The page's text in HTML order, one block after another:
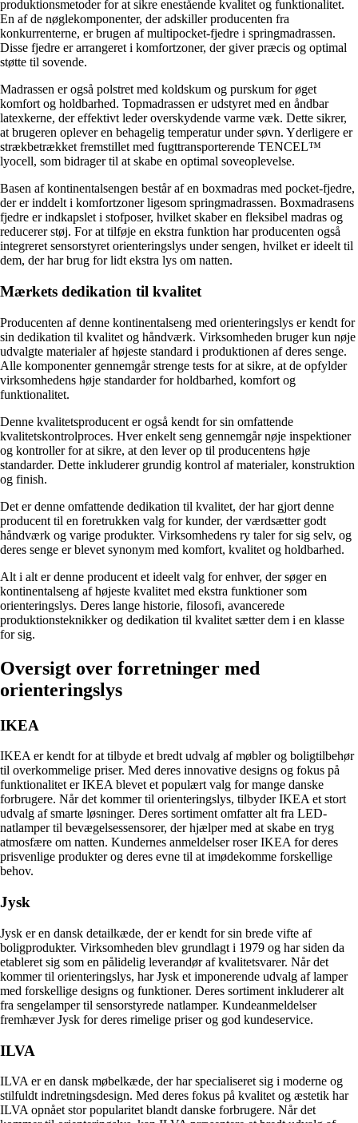
produktionsmetoder for at sikre enestående kvalitet og funktionalitet.
En af de nøglekomponenter, der adskiller producenten fra
konkurrenterne, er brugen af multipocket-fjedre i springmadrassen.
Disse fjedre er arrangeret i komfortzoner, der giver præcis og optimal
støtte til sovende.
Madrassen er også polstret med koldskum og purskum for øget
komfort og holdbarhed. Topmadrassen er udstyret med en åndbar
latexkerne, der effektivt leder overskydende varme væk. Dette sikrer,
at brugeren oplever en behagelig temperatur under søvn. Yderligere er
strækbetrækket fremstillet med fugttransporterende TENCEL™
lyocell, som bidrager til at skabe en optimal soveoplevelse.
Basen af kontinentalsengen består af en boxmadras med pocket-fjedre,
der er inddelt i komfortzoner ligesom springmadrassen. Boxmadrasens
fjedre er indkapslet i stofposer, hvilket skaber en fleksibel madras og
reducerer støj. For at tilføje en ekstra funktion har producenten også
integreret sensorstyret orienteringslys under sengen, hvilket er ideelt til
dem, der har brug for lidt ekstra lys om natten.
Mærkets dedikation til kvalitet
Producenten af denne kontinentalseng med orienteringslys er kendt for
sin dedikation til kvalitet og håndværk. Virksomheden bruger kun nøje
udvalgte materialer af højeste standard i produktionen af deres senge.
Alle komponenter gennemgår strenge tests for at sikre, at de opfylder
virksomhedens høje standarder for holdbarhed, komfort og
funktionalitet.
Denne kvalitetsproducent er også kendt for sin omfattende
kvalitetskontrolproces. Hver enkelt seng gennemgår nøje inspektioner
og kontroller for at sikre, at den lever op til producentens høje
standarder. Dette inkluderer grundig kontrol af materialer, konstruktion
og finish.
Det er denne omfattende dedikation til kvalitet, der har gjort denne
producent til en foretrukken valg for kunder, der værdsætter godt
håndværk og varige produkter. Virksomhedens ry taler for sig selv, og
deres senge er blevet synonym med komfort, kvalitet og holdbarhed.
Alt i alt er denne producent et ideelt valg for enhver, der søger en
kontinentalseng af højeste kvalitet med ekstra funktioner som
orienteringslys. Deres lange historie, filosofi, avancerede
produktionsteknikker og dedikation til kvalitet sætter dem i en klasse
for sig.
Oversigt over forretninger med
orienteringslys
IKEA
IKEA er kendt for at tilbyde et bredt udvalg af møbler og boligtilbehør
til overkommelige priser. Med deres innovative designs og fokus på
funktionalitet er IKEA blevet et populært valg for mange danske
forbrugere. Når det kommer til orienteringslys, tilbyder IKEA et stort
udvalg af smarte løsninger. Deres sortiment omfatter alt fra LED-
natlamper til bevægelsessensorer, der hjælper med at skabe en tryg
atmosfære om natten. Kundernes anmeldelser roser IKEA for deres
prisvenlige produkter og deres evne til at imødekomme forskellige
behov.
Jysk
Jysk er en dansk detailkæde, der er kendt for sin brede vifte af
boligprodukter. Virksomheden blev grundlagt i 1979 og har siden da
etableret sig som en pålidelig leverandør af kvalitetsvarer. Når det
kommer til orienteringslys, har Jysk et imponerende udvalg af lamper
med forskellige designs og funktioner. Deres sortiment inkluderer alt
fra sengelamper til sensorstyrede natlamper. Kundeanmeldelser
fremhæver Jysk for deres rimelige priser og god kundeservice.
ILVA
ILVA er en dansk møbelkæde, der har specialiseret sig i moderne og
stilfuldt indretningsdesign. Med deres fokus på kvalitet og æstetik har
ILVA opnået stor popularitet blandt danske forbrugere. Når det